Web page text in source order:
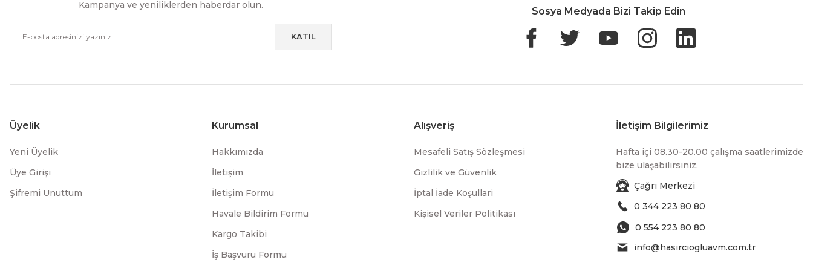
Kampanya ve yeniliklerden haberdar olun.
KATIL
Sosya Medyada Bizi Takip Edin
Üyelik
Yeni Üyelik
Üye Girişi
Şifremi Unuttum
Kurumsal
Hakkımızda
İletişim
İletişim Formu
Havale Bildirim Formu
Kargo Takibi
İş Başvuru Formu
Alışveriş
Mesafeli Satış Sözleşmesi
Gizlilik ve Güvenlik
İptal İade Koşullari
Kişisel Veriler Politikası
İletişim Bilgilerimiz
Hafta içi 08.30-20.00 çalışma saatlerimizde
bize ulaşabilirsiniz.
Çağrı Merkezi
0 344 223 80 80
0 554 223 80 80
info@hasirciogluavm.com.tr